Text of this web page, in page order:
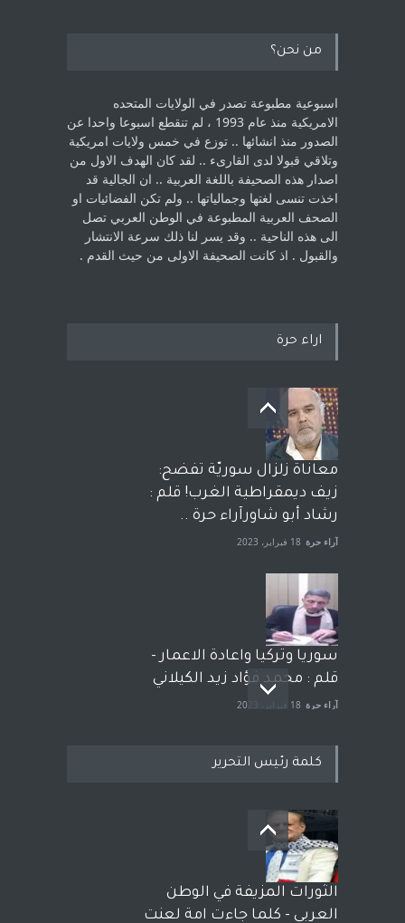
من نحن؟
اسبوعية مطبوعة تصدر في الولايات المتحده
الامريكية منذ عام 1993 ، لم ‏تنقطع اسبوعا واحدا عن
الصدور منذ انشائها .. توزع في خمس ولايات امريكية
‏وتلاقي قبولا لدى القارىء ..‏ لقد كان الهدف الاول من
اصدار هذه الصحيفة باللغة العربية .. ان الجالية قد
اخذت ‏تنسى لغتها وجمالياتها .. ولم تكن الفضائيات او
الصحف العربية المطبوعة في الوطن ‏العربي تصل
الى هذه الناحية .. وقد يسر لنا ذلك سرعة الانتشار
والقبول . اذ كانت ‏الصحيفة الاولى من حيث القدم . ‏
اراء حرة
معاناة زلزال سوريّة تفضح:
زيف ديمقراطية الغرب! قلم :
رشاد أبو شاورآراء حرة ..
آراء حرة 18 فبراير، 2023
سوريا وتركيا واعادة الاعمار -
قلم : محمد فؤاد زيد الكيلاني
آراء حرة 18 فبراير، 2023
بعد معارك قضائية طاحنة كتب
وترافع فيها بنفسه مرة اخرى..
الشيخ طارق يوسف يقهر
الحكومة الأمريكية ، فأعطوه
الجنسية عن يد وهم صاغرون،
كلمة رئيس التحرير
الثورات المزيفة في الوطن
العربي - كلما جاءت امة لعنت